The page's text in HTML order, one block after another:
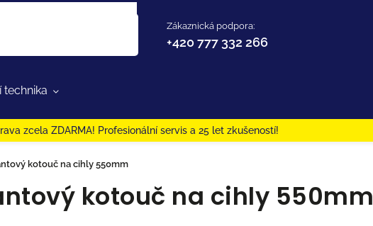
Zákaznická podpora:
+420 777 332 266
technika
zcela ZDARMA! Profesionální servis a 25 let zkušeností!
kotouč na cihly 550mm
kotouč na cihly 550mm